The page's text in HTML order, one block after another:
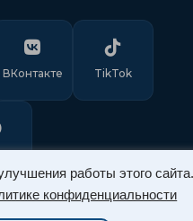
работы этого сайта.
конфиденциальности
ВКонтакте TikTok